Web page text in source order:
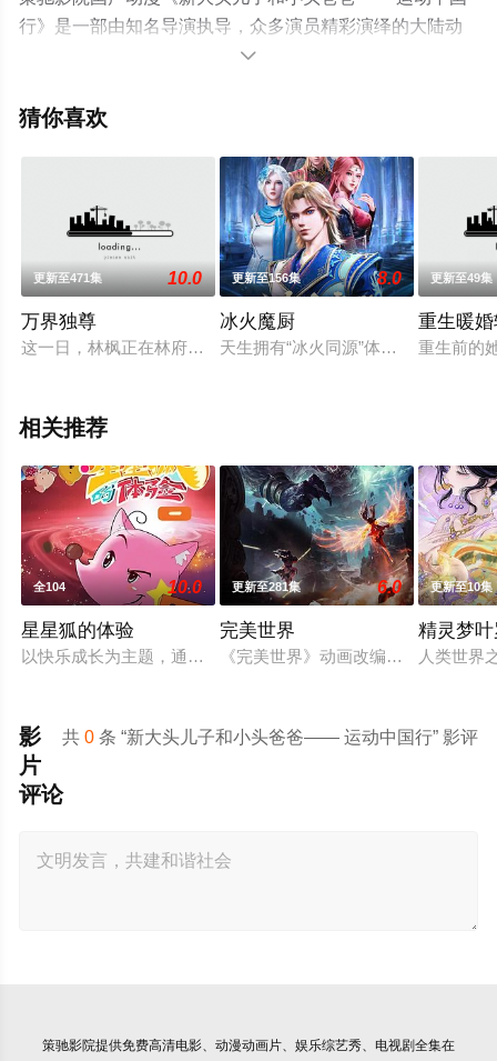
行》是一部由知名导演执导，众多演员精彩演绎的大陆动
漫，大结局剧情已揭晓（全40集），手机免费观看高清未
步至豆瓣动漫、电视猫或剧情网等平台了解。

猜你喜欢
更新至471集 10.0
万界独尊
这一日，林枫正在林府凝聚武魂，不想，他才刚将剑武魂修炼成
更新至156集 8.0
冰火魔厨
天生拥有“冰火同源”体质的融念冰，
更新至49集
重生暖
重生前的
相关推荐
全104 10.0
星星狐的体验
以快乐成长为主题，通过星星狐演绎不同的职业角色，帮助了
更新至281集 6.0
完美世界
《完美世界》动画改编自同名小说
更新至10集
精灵梦
人类世界
共0 条 “新大头儿子和小头爸爸—— 运动中国行” 影评
影
片
评论
策驰影院提供免费高清电影、动漫动画片、娱乐综艺秀、电视剧全集在